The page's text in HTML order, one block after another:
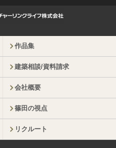
作品集
建築相談/資料請求
会社概要
篠田の視点
リクルート